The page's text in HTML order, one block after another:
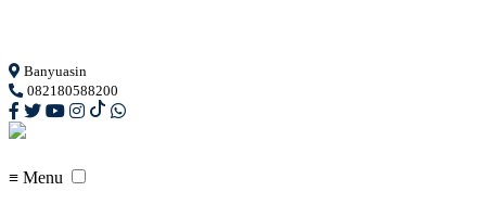
Banyuasin
082180588200
≡ Menu